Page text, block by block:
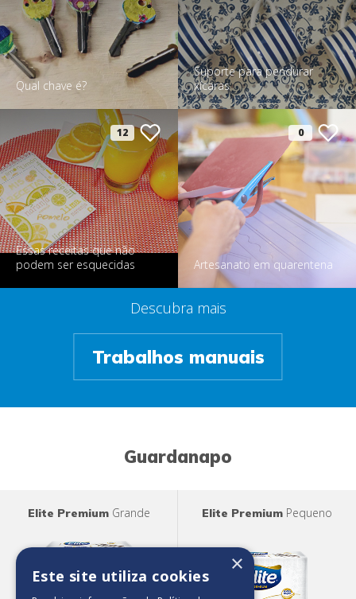
Qual chave é?
Suporte para pendurar
xícaras
12
Essas receitas que não
podem ser esquecidas
0
Artesanato em quarentena
Descubra mais
Trabalhos manuais
Guardanapo
Elite Premium Grande Elite Premium Pequeno
×
Este site utiliza cookies